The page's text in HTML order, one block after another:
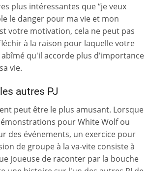
plus intéressantes que “je veux
le danger pour ma vie et mon
votre motivation, cela ne peut pas
à la raison pour laquelle votre
qu'il accorde plus d'importance
vie.
autres PJ
peut être le plus amusant. Lorsque
pour White Wolf ou
des événements, un exercice pour
de groupe à la va-vite consiste à
joueuse de raconter par la bouche